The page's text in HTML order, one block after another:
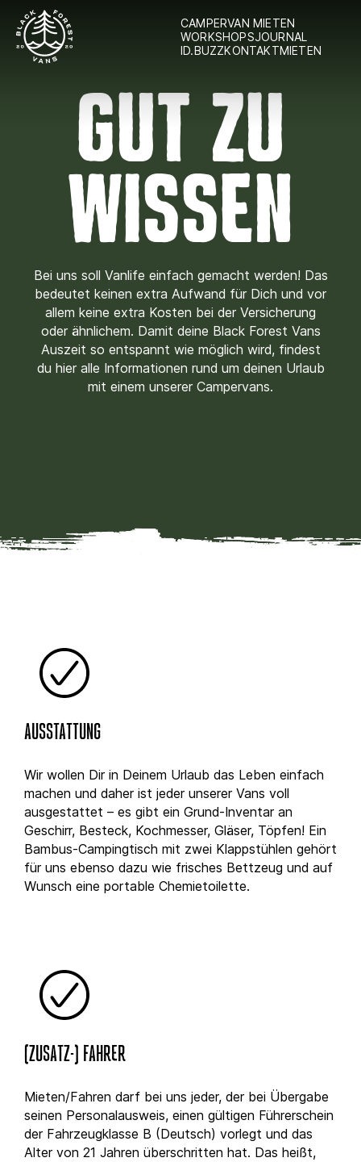
CAMPERVAN MIETEN
WORKSHOPSJOURNAL
ID.BUZZKONTAKTMIETEN
GUT ZU
WISSEN
Bei uns soll Vanlife einfach gemacht werden! Das
bedeutet keinen extra Aufwand für Dich und vor
allem keine extra Kosten bei der Versicherung
oder ähnlichem. Damit deine Black Forest Vans
Auszeit so entspannt wie möglich wird, findest
du hier alle Informationen rund um deinen Urlaub
mit einem unserer Campervans.
AUSSTATTUNG
Wir wollen Dir in Deinem Urlaub das Leben einfach
machen und daher ist jeder unserer Vans voll
ausgestattet – es gibt ein Grund-Inventar an
Geschirr, Besteck, Kochmesser, Gläser, Töpfen! Ein
Bambus-Campingtisch mit zwei Klappstühlen gehört
für uns ebenso dazu wie frisches Bettzeug und auf
Wunsch eine portable Chemietoilette.
(ZUSATZ-) FAHRER
Mieten/Fahren darf bei uns jeder, der bei Übergabe
seinen Personalausweis, einen gültigen Führerschein
der Fahrzeugklasse B (Deutsch) vorlegt und das
Alter von 21 Jahren überschritten hat. Das heißt,